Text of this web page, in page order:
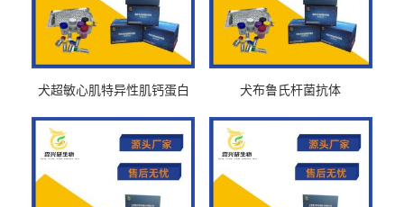
犬超敏心肌特异性肌钙蛋白
犬布鲁氏杆菌抗体